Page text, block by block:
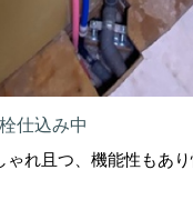
仕込み中
ゃれ且つ、機能性もあ